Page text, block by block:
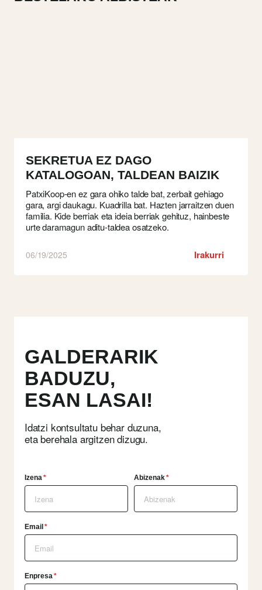
SEKRETUA EZ DAGO
KATALOGOAN, TALDEAN BAIZIK
PatxiKoop-en ez gara ohiko talde bat, zerbait gehiago
gara, argi daukagu. Kuadrilla bat. Hazten jarraitzen duen
familia. Kide berriak eta ideia berriak gehituz, hainbeste
urte daramagun aditu-taldea osatzeko.
06/19/2025 Irakurri
GALDERARIK
BADUZU,
ESAN LASAI!
Idatzi kontsultatu behar duzuna,
eta berehala argitzen dizugu.
Izena* Abizenak*
Email *
Enpresa*